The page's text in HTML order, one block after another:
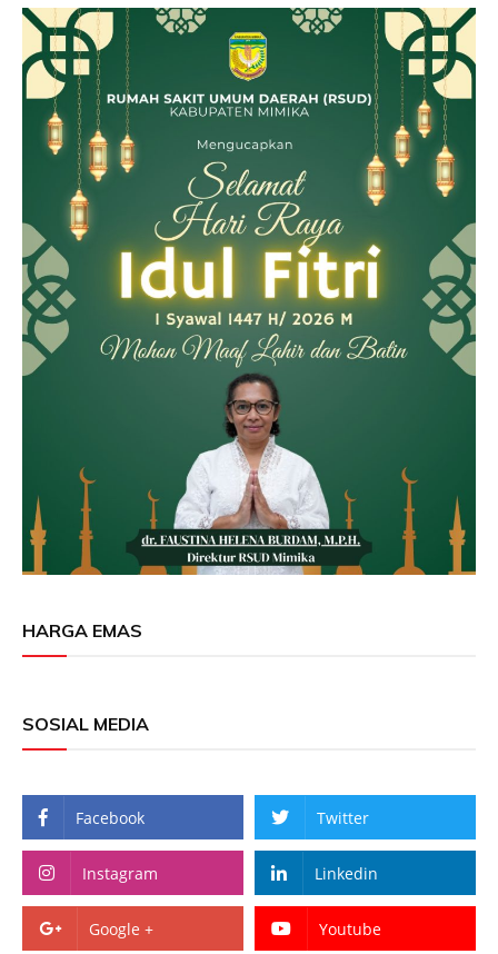
HARGA EMAS
SOSIAL MEDIA
Facebook Twitter
Instagram Linkedin
Google + Youtube